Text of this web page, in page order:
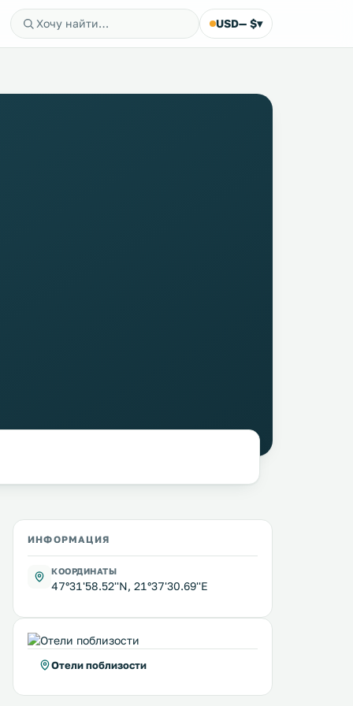
USD— $▾
ИНФОРМАЦИЯ
КООРДИНАТЫ
47°31'58.52''N, 21°37'30.69''E
Отели поблизости